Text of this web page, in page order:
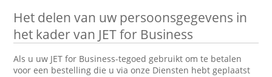
Het delen van uw persoonsgegevens in
het kader van JET for Business
Als u uw JET for Business-tegoed gebruikt om te betalen
voor een bestelling die u via onze Diensten hebt geplaatst